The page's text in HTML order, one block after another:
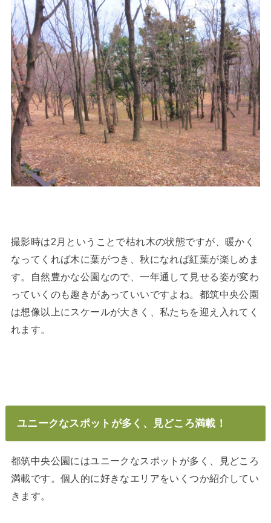
撮影時は2月ということで枯れ木の状態ですが、暖かく
なってくれば木に葉がつき、秋になれば紅葉が楽しめま
す。自然豊かな公園なので、一年通して見せる姿が変わ
っていくのも趣きがあっていいですよね。都筑中央公園
は想像以上にスケールが大きく、私たちを迎え入れてく
れます。
ユニークなスポットが多く、見どころ満載！
都筑中央公園にはユニークなスポットが多く、見どころ
満載です。個人的に好きなエリアをいくつか紹介してい
きます。